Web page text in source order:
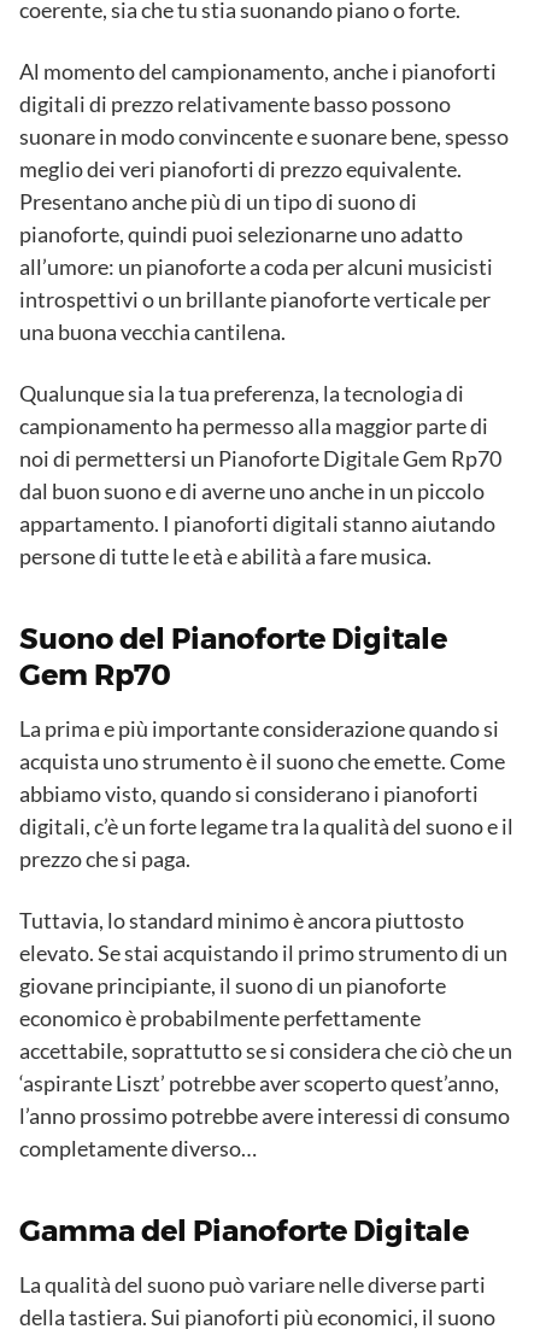
coerente, sia che tu stia suonando piano o forte.
Al momento del campionamento, anche i pianoforti
digitali di prezzo relativamente basso possono
suonare in modo convincente e suonare bene, spesso
meglio dei veri pianoforti di prezzo equivalente.
Presentano anche più di un tipo di suono di
pianoforte, quindi puoi selezionarne uno adatto
all’umore: un pianoforte a coda per alcuni musicisti
introspettivi o un brillante pianoforte verticale per
una buona vecchia cantilena.
Qualunque sia la tua preferenza, la tecnologia di
campionamento ha permesso alla maggior parte di
noi di permettersi un Pianoforte Digitale Gem Rp70
dal buon suono e di averne uno anche in un piccolo
appartamento. I pianoforti digitali stanno aiutando
persone di tutte le età e abilità a fare musica.
Suono del Pianoforte Digitale
Gem Rp70
La prima e più importante considerazione quando si
acquista uno strumento è il suono che emette. Come
abbiamo visto, quando si considerano i pianoforti
digitali, c’è un forte legame tra la qualità del suono e il
prezzo che si paga.
Tuttavia, lo standard minimo è ancora piuttosto
elevato. Se stai acquistando il primo strumento di un
giovane principiante, il suono di un pianoforte
economico è probabilmente perfettamente
accettabile, soprattutto se si considera che ciò che un
‘aspirante Liszt’ potrebbe aver scoperto quest’anno,
l’anno prossimo potrebbe avere interessi di consumo
completamente diverso…
Gamma del Pianoforte Digitale
La qualità del suono può variare nelle diverse parti
della tastiera. Sui pianoforti più economici, il suono